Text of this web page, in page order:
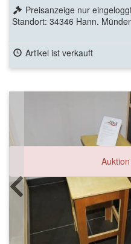
Preisanzeige nur
Standort: 34346 Hann.
Artikel ist verkauft